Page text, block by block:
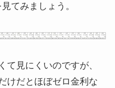
てみましょう。
て見にくいのですが、
けだとほぼゼロ金利な